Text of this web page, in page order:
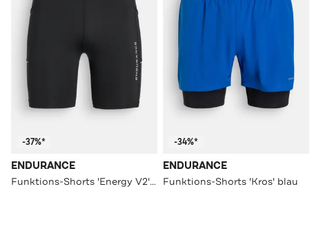
-37%*
ENDURANCE
Funktions-Shorts 'Energy V2' schwarz
-34%*
ENDURANCE
Funktions-Shorts 'Kros' blau